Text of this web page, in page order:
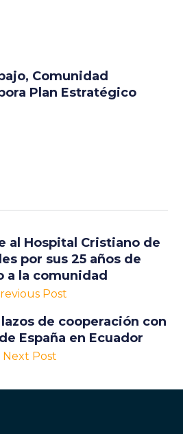
Comunidad
Plan Estratégico
al Hospital Cristiano de
por sus 25 años de
a la comunidad
Post
de cooperación con
España en Ecuador
Next Post